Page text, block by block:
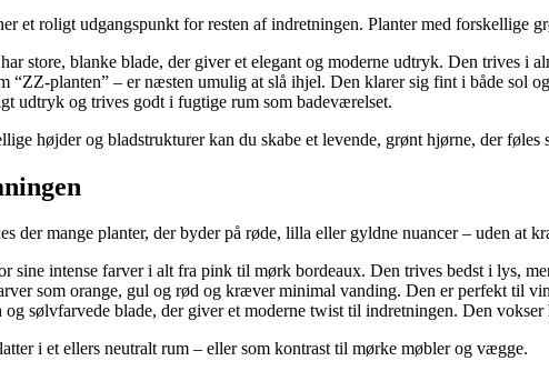
et roligt udgangspunkt for resten af indretningen. Planter med forskellige
har store, blanke blade, der giver et elegant og moderne udtryk. Den trives i
“ZZ-planten” – er næsten umulig at slå ihjel. Den klarer sig fint i både sol
udtryk og trives godt i fugtige rum som badeværelset.
højder og bladstrukturer kan du skabe et levende, grønt hjørne, der
der mange planter, der byder på røde, lilla eller gyldne nuancer – uden at
sine intense farver i alt fra pink til mørk bordeaux. Den trives bedst i lys,
som orange, gul og rød og kræver minimal vanding. Den er perfekt til
sølvfarvede blade, der giver et moderne twist til indretningen. Den
i et ellers neutralt rum – eller som kontrast til mørke møbler og vægge.